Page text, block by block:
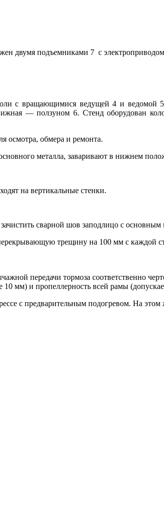
двумя подъемниками 7 с
с вращающимися ведущей 4 и ведомой 5
— ползуном 6. Стенд оборудован
осмотра, обмера и ремонта.
металла, заваривают в нижнем
на вертикальные стенки.
сварной шов заподлицо с основным
трещину на 100 мм с каждой
передачи тормоза соответственно
мм) и пропеллерность всей рамы
с предварительным подогревом. На этом